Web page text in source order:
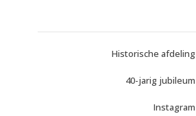
Historische afdeling
40-jarig jubileum
Instagram